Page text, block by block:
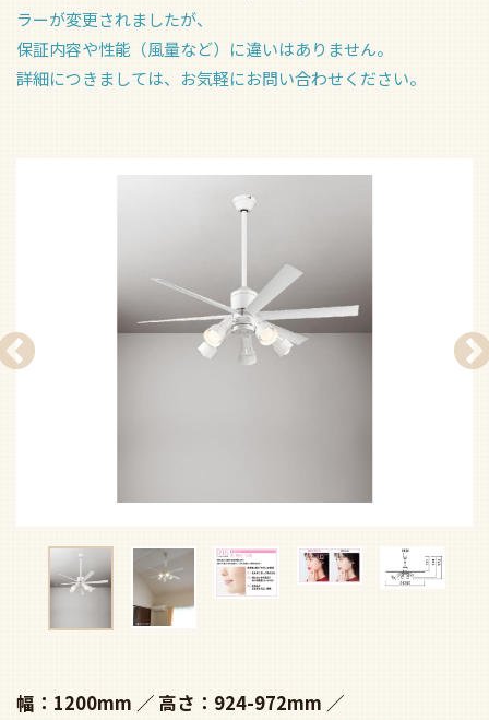
ラーが変更されましたが、
保証内容や性能（風量など）に違いはありません。
詳細につきましては、お気軽にお問い合わせください。
幅：1200mm
高さ：924-972mm